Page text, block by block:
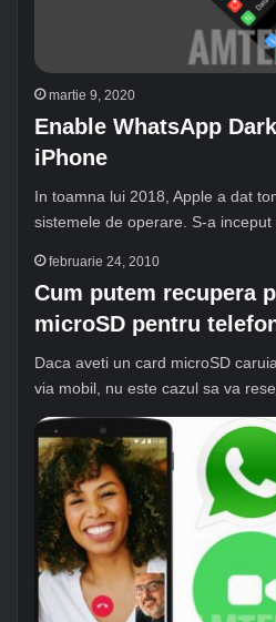
martie 9, 2020
Enable WhatsApp
iPhone
In toamna lui 2018, Apple a dat
sistemele de operare. S-a
februarie 24, 2010
Cum putem recupera
microSD pentru
Daca aveti un card microSD
via mobil, nu este cazul sa va